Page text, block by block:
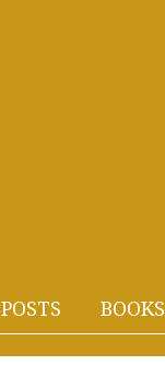
POSTS BOOKS